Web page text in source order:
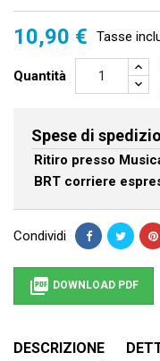
10,90 € Tasse
Quantità
Spese di
Ritiro presso
BRT corriere
Condividi
 DOWNLOAD PDF
DESCRIZIONE